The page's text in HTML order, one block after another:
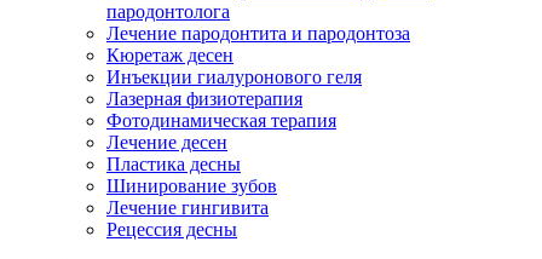
пародонтолога
Лечение пародонтита и пародонтоза
Кюретаж десен
Инъекции гиалуронового геля
Лазерная физиотерапия
Фотодинамическая терапия
Лечение десен
Пластика десны
Шинирование зубов
Лечение гингивита
Рецессия десны